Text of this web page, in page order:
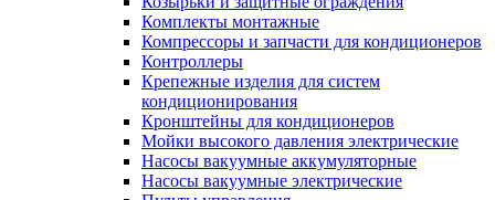
Комплекты монтажные
Компрессоры и запчасти для кондиционеров
Контроллеры
Крепежные изделия для систем
кондиционирования
Кронштейны для кондиционеров
Мойки высокого давления электрические
Насосы вакуумные аккумуляторные
Насосы вакуумные электрические